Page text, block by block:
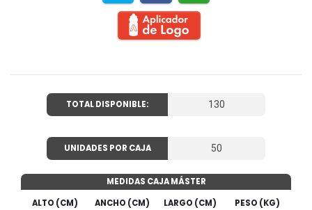
TOTAL DISPONIBLE: 130
UNIDADES POR CAJA 50
MEDIDAS CAJA MÁSTER
ALTO (CM)
ANCHO (CM) LARGO (CM) PESO (KG)